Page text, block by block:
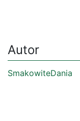
Autor
SmakowiteDania